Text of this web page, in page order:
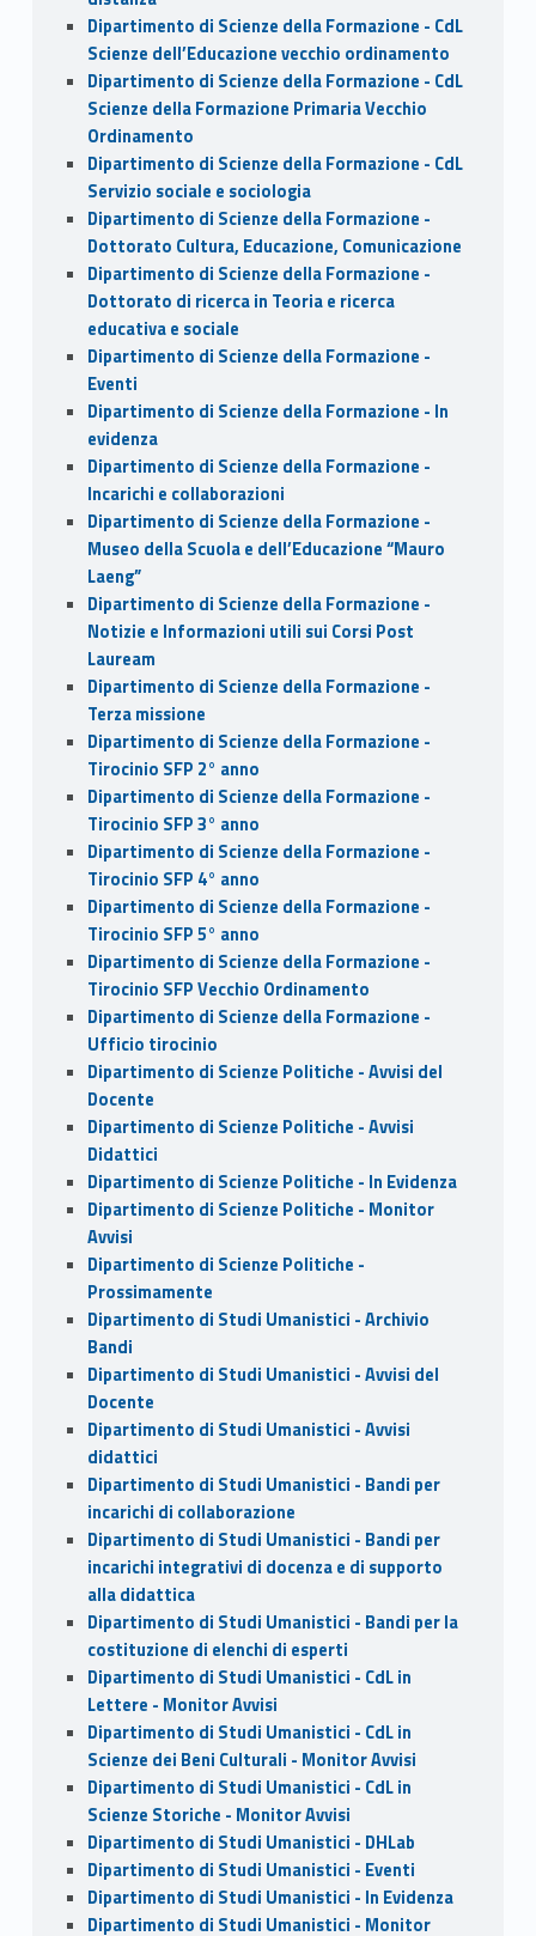
Dipartimento di Scienze della Formazione - CdL
Scienze dell’Educazione vecchio ordinamento
Dipartimento di Scienze della Formazione - CdL
Scienze della Formazione Primaria Vecchio
Ordinamento
Dipartimento di Scienze della Formazione - CdL
Servizio sociale e sociologia
Dipartimento di Scienze della Formazione -
Dottorato Cultura, Educazione, Comunicazione
Dipartimento di Scienze della Formazione -
Dottorato di ricerca in Teoria e ricerca
educativa e sociale
Dipartimento di Scienze della Formazione -
Eventi
Dipartimento di Scienze della Formazione - In
evidenza
Dipartimento di Scienze della Formazione -
Incarichi e collaborazioni
Dipartimento di Scienze della Formazione -
Museo della Scuola e dell’Educazione “Mauro
Laeng”
Dipartimento di Scienze della Formazione -
Notizie e Informazioni utili sui Corsi Post
Lauream
Dipartimento di Scienze della Formazione -
Terza missione
Dipartimento di Scienze della Formazione -
Tirocinio SFP 2° anno
Dipartimento di Scienze della Formazione -
Tirocinio SFP 3° anno
Dipartimento di Scienze della Formazione -
Tirocinio SFP 4° anno
Dipartimento di Scienze della Formazione -
Tirocinio SFP 5° anno
Dipartimento di Scienze della Formazione -
Tirocinio SFP Vecchio Ordinamento
Dipartimento di Scienze della Formazione -
Ufficio tirocinio
Dipartimento di Scienze Politiche - Avvisi del
Docente
Dipartimento di Scienze Politiche - Avvisi
Didattici
Dipartimento di Scienze Politiche - In Evidenza
Dipartimento di Scienze Politiche - Monitor
Avvisi
Dipartimento di Scienze Politiche -
Prossimamente
Dipartimento di Studi Umanistici - Archivio
Bandi
Dipartimento di Studi Umanistici - Avvisi del
Docente
Dipartimento di Studi Umanistici - Avvisi
didattici
Dipartimento di Studi Umanistici - Bandi per
incarichi di collaborazione
Dipartimento di Studi Umanistici - Bandi per
incarichi integrativi di docenza e di supporto
alla didattica
Dipartimento di Studi Umanistici - Bandi per la
costituzione di elenchi di esperti
Dipartimento di Studi Umanistici - CdL in
Lettere - Monitor Avvisi
Dipartimento di Studi Umanistici - CdL in
Scienze dei Beni Culturali - Monitor Avvisi
Dipartimento di Studi Umanistici - CdL in
Scienze Storiche - Monitor Avvisi
Dipartimento di Studi Umanistici - DHLab
Dipartimento di Studi Umanistici - Eventi
Dipartimento di Studi Umanistici - In Evidenza
Dipartimento di Studi Umanistici - Monitor